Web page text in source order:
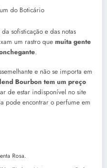
sofisticação e das notas
um rastro que muita gente
.
e não se importa em
Bourbon tem um preço
de estar indisponível no site
pode encontrar o perfume em
Rosa.